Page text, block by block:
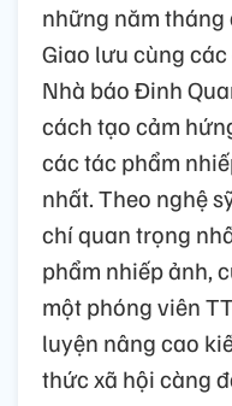
những năm tháng
Giao lưu cùng
Nhà báo Đinh
cách tạo cảm
các tác phẩm
nhất. Theo nghệ
chí quan trọng
phẩm nhiếp ảnh,
một phóng viên
luyện nâng cao
thức xã hội càng